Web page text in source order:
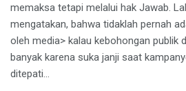
memaksa tetapi melalui hak Jawab.
mengatakan, bahwa tidaklah pernah
oleh media> kalau kebohongan publik
banyak karena suka janji saat
ditepati…